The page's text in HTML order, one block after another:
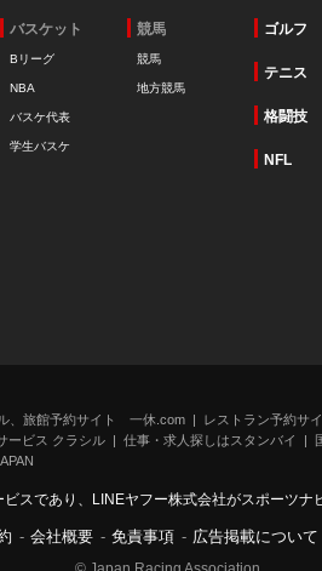
バスケット
Bリーグ
NBA
バスケ代表
学生バスケ
競馬
競馬
地方競馬
ゴルフ
テニス
格闘技
NFL
、旅館予約サイト 一休.com
レストラン予約
ービス クラシル 仕事・求人探しはスタンバイ
スであり、LINEヤフー株式会社がスポーツナ
- 会社概要 - 免責事項 - 広告掲載について